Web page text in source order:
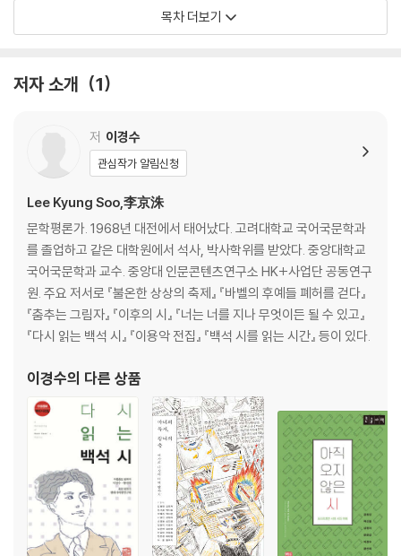
섬에 가려면―오이도 1 … 58
보름과 그믐밤 사이―오이도 3 … 61
몸 1 … 72
만나는 법 … 79
낙타를 위하여 … 87
편한 잠을 위하여 … 91
오늘이 그날이다 1 … 95
고백성사―못에 관한 명상 1 … 99
TIME―못에 관한 명상 3 … 102
해미 마을―못에 관한 명상 5 … 105
사는 법―못에 관한 명상 6 … 108
애기똥풀꽃―못에 관한 명상 9 … 110
돋보기를 쓰며―못에 관한 명상 30 … 117
청개구리―못에 관한 명상 35 … 119
엄마 엄마 엄마―못에 관한 명상 36 … 122
조선간장―못에 관한 명상 37 … 125
등신불―등신불 시편 1 … 129
나는 없다, 없다, 없다―등신불 시편 9 … 131
구멍에 대하여―소녀경 시편 2 … 134
사모곡―산중문답 시편 9 … 137
곤충 채집―산중문답 시편 10 … 139
목차 더보기
저자 소개 1
저 이경수
관심작가 알림신청
Lee Kyung Soo,李京洙
문학평론가. 1968년 대전에서 태어났다. 고려대학교 국어국문학과
를 졸업하고 같은 대학원에서 석사, 박사학위를 받았다. 중앙대학교
국어국문학과 교수. 중앙대 인문콘텐츠연구소 HK+사업단 공동연구
원. 주요 저서로 『불온한 상상의 축제』 『바벨의 후예들 폐허를 걷다』
『춤추는 그림자』 『이후의 시』 『너는 너를 지나 무엇이든 될 수 있고』
『다시 읽는 백석 시』 『이용악 전집』 『백석 시를 읽는 시간』 등이 있다.
이경수의 다른 상품